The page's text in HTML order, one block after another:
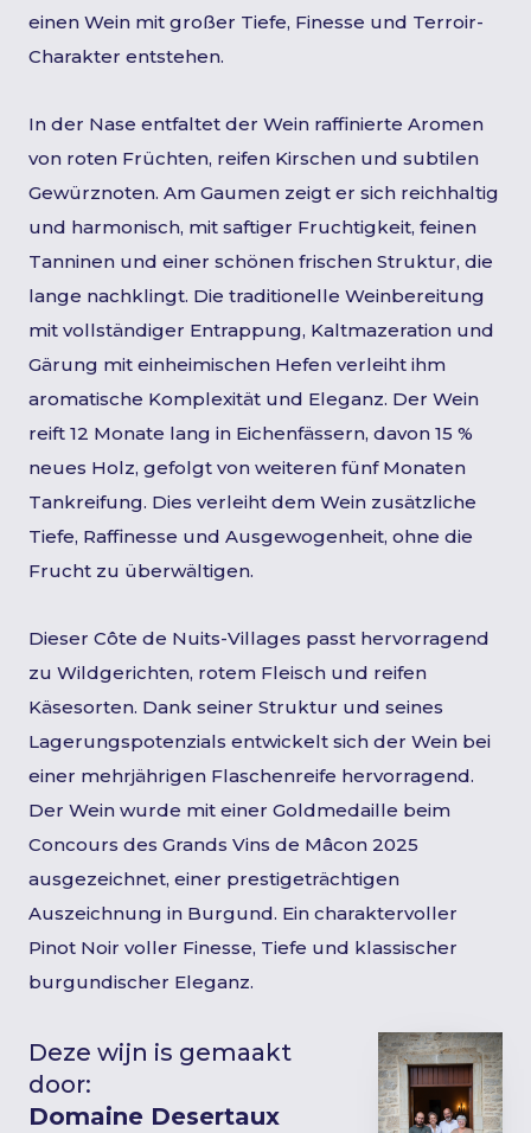
einen Wein mit großer Tiefe, Finesse und Terroir-
Charakter entstehen.
In der Nase entfaltet der Wein raffinierte Aromen
von roten Früchten, reifen Kirschen und subtilen
Gewürznoten. Am Gaumen zeigt er sich reichhaltig
und harmonisch, mit saftiger Fruchtigkeit, feinen
Tanninen und einer schönen frischen Struktur, die
lange nachklingt. Die traditionelle Weinbereitung
mit vollständiger Entrappung, Kaltmazeration und
Gärung mit einheimischen Hefen verleiht ihm
aromatische Komplexität und Eleganz. Der Wein
reift 12 Monate lang in Eichenfässern, davon 15 %
neues Holz, gefolgt von weiteren fünf Monaten
Tankreifung. Dies verleiht dem Wein zusätzliche
Tiefe, Raffinesse und Ausgewogenheit, ohne die
Frucht zu überwältigen.
Dieser Côte de Nuits-Villages passt hervorragend
zu Wildgerichten, rotem Fleisch und reifen
Käsesorten. Dank seiner Struktur und seines
Lagerungspotenzials entwickelt sich der Wein bei
einer mehrjährigen Flaschenreife hervorragend.
Der Wein wurde mit einer Goldmedaille beim
Concours des Grands Vins de Mâcon 2025
ausgezeichnet, einer prestigeträchtigen
Auszeichnung in Burgund. Ein charaktervoller
Pinot Noir voller Finesse, Tiefe und klassischer
burgundischer Eleganz.
Deze wijn is gemaakt
door:
Domaine Desertaux